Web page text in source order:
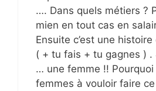
…. Dans quels métiers ?
mien en tout cas en
Ensuite c’est une
( + tu fais + tu gagnes ) .
… une femme !!
femmes à vouloir faire